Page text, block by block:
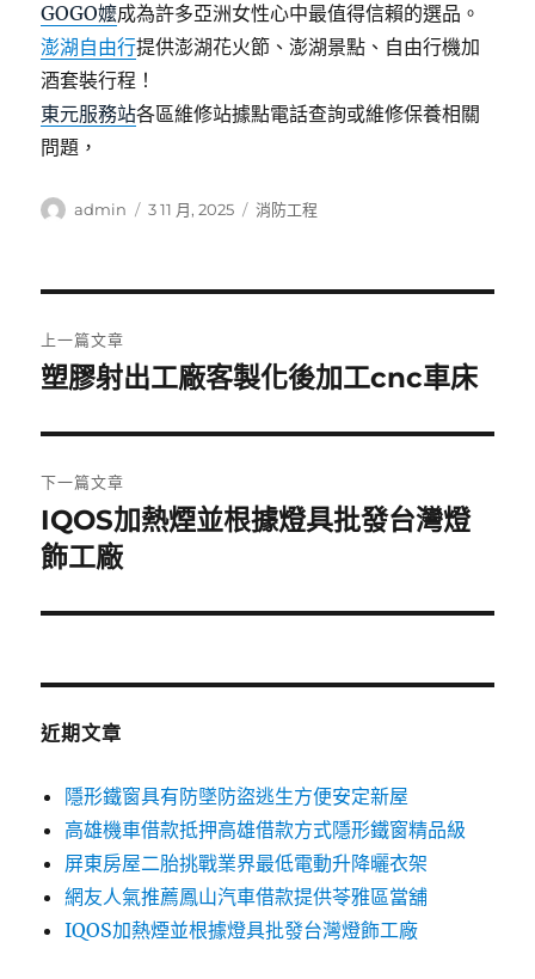
GOGO嬤成為許多亞洲女性心中最值得信賴的選品。
澎湖自由行提供澎湖花火節、澎湖景點、自由行機加
酒套裝行程！
東元服務站各區維修站據點電話查詢或維修保養相關
問題，
作
admin
發
3 11 月, 2025
分
消防工程
章
覽
上一篇文章
上
篇
文
章:
塑膠射出工廠客製化後加工cnc車床
下一篇文章
下
一
文
IQOS加熱煙並根據燈具批發台灣燈
飾工廠
近期文章
隱形鐵窗具有防墜防盜逃生方便安定新屋
高雄機車借款抵押高雄借款方式隱形鐵窗精品級
屏東房屋二胎挑戰業界最低電動升降曬衣架
網友人氣推薦鳳山汽車借款提供苓雅區當舖
IQOS加熱煙並根據燈具批發台灣燈飾工廠